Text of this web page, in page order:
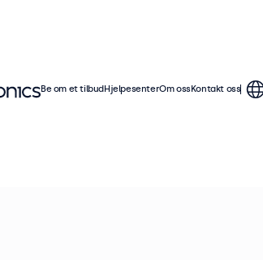
Be om et tilbudHjelpesenterOm ossKontakt oss